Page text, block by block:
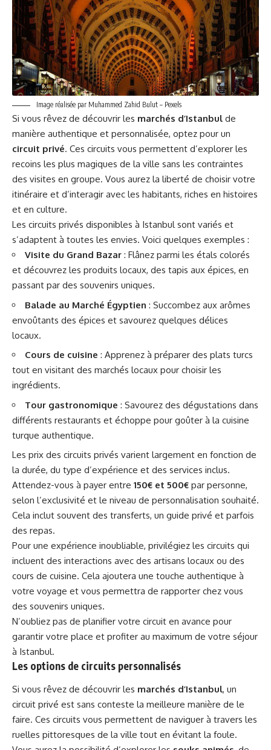
Image réalisée par Muhammed Zahid Bulut – Pexels
Si vous rêvez de découvrir les marchés d’Istanbul de
manière authentique et personnalisée, optez pour un
circuit privé. Ces circuits vous permettent d’explorer les
recoins les plus magiques de la ville sans les contraintes
des visites en groupe. Vous aurez la liberté de choisir votre
itinéraire et d’interagir avec les habitants, riches en histoires
et en culture.
Les circuits privés disponibles à Istanbul sont variés et
s’adaptent à toutes les envies. Voici quelques exemples :
Visite du Grand Bazar : Flânez parmi les étals colorés
et découvrez les produits locaux, des tapis aux épices, en
passant par des souvenirs uniques.
Balade au Marché Égyptien : Succombez aux arômes
envoûtants des épices et savourez quelques délices
locaux.
Cours de cuisine : Apprenez à préparer des plats turcs
tout en visitant des marchés locaux pour choisir les
ingrédients.
Tour gastronomique : Savourez des dégustations dans
différents restaurants et échoppe pour goûter à la cuisine
turque authentique.
Les prix des circuits privés varient largement en fonction de
la durée, du type d’expérience et des services inclus.
Attendez-vous à payer entre 150€ et 500€ par personne,
selon l’exclusivité et le niveau de personnalisation souhaité.
Cela inclut souvent des transferts, un guide privé et parfois
des repas.
Pour une expérience inoubliable, privilégiez les circuits qui
incluent des interactions avec des artisans locaux ou des
cours de cuisine. Cela ajoutera une touche authentique à
votre voyage et vous permettra de rapporter chez vous
des souvenirs uniques.
N’oubliez pas de planifier votre circuit en avance pour
garantir votre place et profiter au maximum de votre séjour
à Istanbul.
Les options de circuits personnalisés
Si vous rêvez de découvrir les marchés d’Istanbul, un
circuit privé est sans conteste la meilleure manière de le
faire. Ces circuits vous permettent de naviguer à travers les
ruelles pittoresques de la ville tout en évitant la foule.